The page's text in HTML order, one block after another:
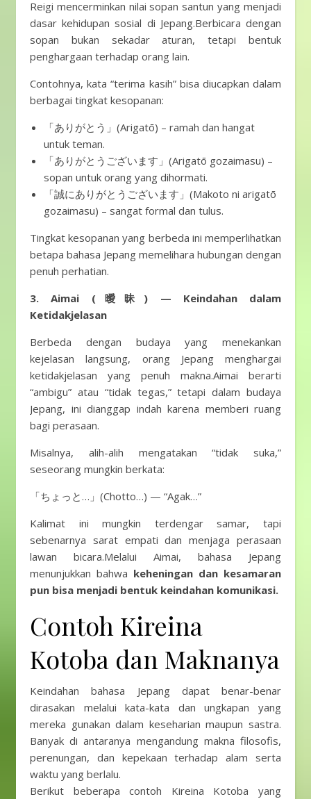
Reigi mencerminkan nilai sopan santun yang menjadi
dasar kehidupan sosial di Jepang.Berbicara dengan
sopan bukan sekadar aturan, tetapi bentuk
penghargaan terhadap orang lain.
Contohnya, kata “terima kasih” bisa diucapkan dalam
berbagai tingkat kesopanan:
「ありがとう」(Arigatō) – ramah dan hangat
untuk teman.
「ありがとうございます」(Arigatō gozaimasu) –
sopan untuk orang yang dihormati.
「誠にありがとうございます」(Makoto ni arigatō
gozaimasu) – sangat formal dan tulus.
Tingkat kesopanan yang berbeda ini memperlihatkan
betapa bahasa Jepang memelihara hubungan dengan
penuh perhatian.
3. Aimai (曖昧) — Keindahan dalam
Ketidakjelasan
Berbeda dengan budaya yang menekankan
kejelasan langsung, orang Jepang menghargai
ketidakjelasan yang penuh makna.Aimai berarti
“ambigu” atau “tidak tegas,” tetapi dalam budaya
Jepang, ini dianggap indah karena memberi ruang
bagi perasaan.
Misalnya, alih-alih mengatakan “tidak suka,”
seseorang mungkin berkata:
「ちょっと…」(Chotto…) — “Agak…”
Kalimat ini mungkin terdengar samar, tapi
sebenarnya sarat empati dan menjaga perasaan
lawan bicara.Melalui Aimai, bahasa Jepang
menunjukkan bahwa keheningan dan kesamaran
pun bisa menjadi bentuk keindahan komunikasi.
Contoh Kireina
Kotoba dan Maknanya
Keindahan bahasa Jepang dapat benar-benar
dirasakan melalui kata-kata dan ungkapan yang
mereka gunakan dalam keseharian maupun sastra.
Banyak di antaranya mengandung makna filosofis,
perenungan, dan kepekaan terhadap alam serta
waktu yang berlalu.
Berikut beberapa contoh Kireina Kotoba yang